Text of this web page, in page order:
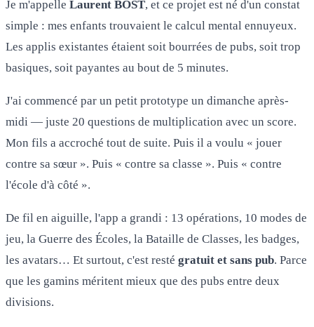
Je m'appelle Laurent BOST, et ce projet est né d'un constat
simple : mes enfants trouvaient le calcul mental ennuyeux.
Les applis existantes étaient soit bourrées de pubs, soit trop
basiques, soit payantes au bout de 5 minutes.
J'ai commencé par un petit prototype un dimanche après-
midi — juste 20 questions de multiplication avec un score.
Mon fils a accroché tout de suite. Puis il a voulu « jouer
contre sa sœur ». Puis « contre sa classe ». Puis « contre
l'école d'à côté ».
De fil en aiguille, l'app a grandi : 13 opérations, 10 modes de
jeu, la Guerre des Écoles, la Bataille de Classes, les badges,
les avatars… Et surtout, c'est resté gratuit et sans pub. Parce
que les gamins méritent mieux que des pubs entre deux
divisions.